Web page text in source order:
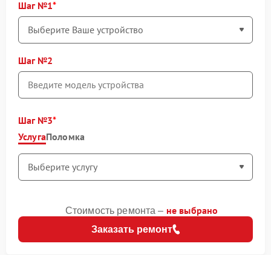
Шаг №1
Шаг №2
Шаг №3
УслугаПоломка
Заказать ремонт
Стоимость ремонта – не выбрано